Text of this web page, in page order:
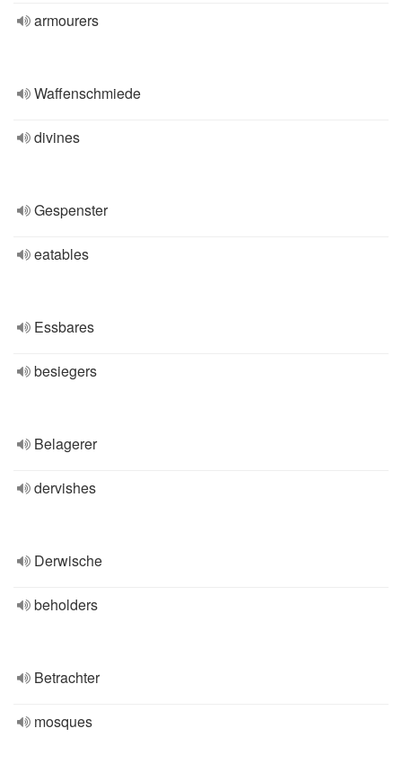
armourers
Waffenschmiede
divines
Gespenster
eatables
Essbares
besiegers
Belagerer
dervishes
Derwische
beholders
Betrachter
mosques